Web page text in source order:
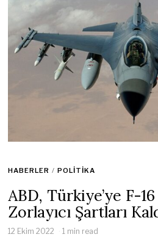
HABERLER / POLITIKA
ABD, Türkiye’ye F-16
Zorlayıcı Şartları
12 Ekim 2022 1 min read